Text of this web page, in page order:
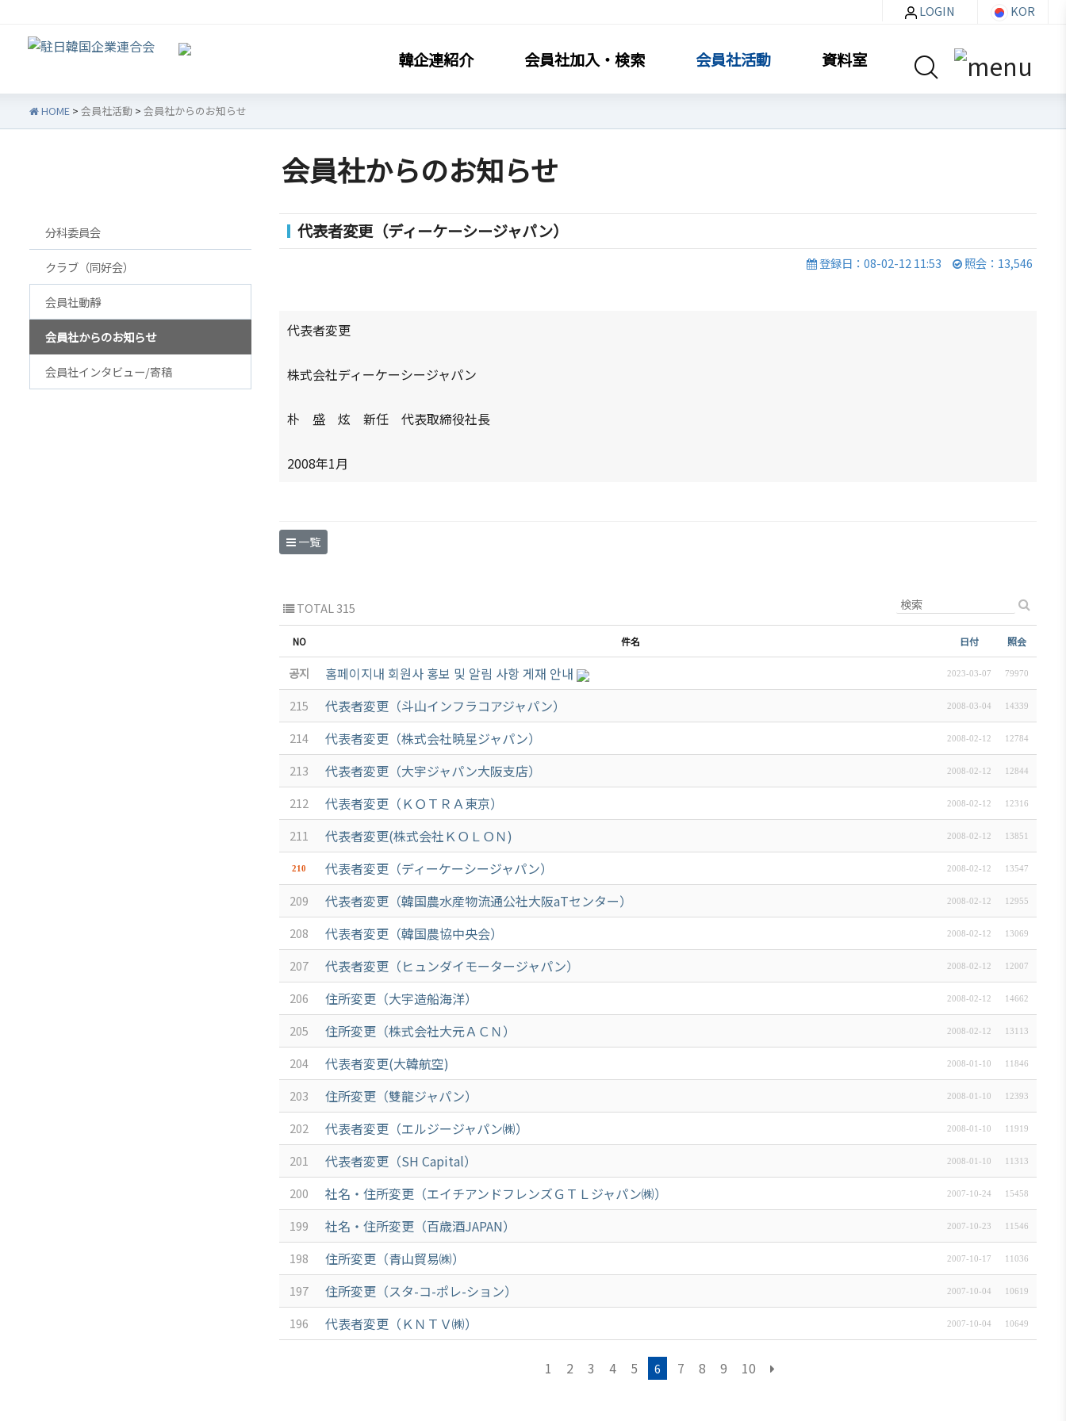
ご挨拶
設立目的/沿革
主要事業
定款
組織図
アクセス
会員社加入・検索
韓企連会員加入
会員社総覧
FAQ
会員社活動
分科委員会
貿易通商情報
KOR
LOGIN
韓企連紹介 会員社加入・検索 会員社活動 資料室
HOME > 会員社活動 > 会員社からのお知らせ
分科委員会
クラブ（同好会）
会員社動靜
会員社からのお知らせ
会員社インタビュー/寄稿
会員社からのお知らせ
代表者変更（ディーケーシージャパン）
登録日：08-02-12 11:53 照会：13,546
代表者変更
株式会社ディーケーシージャパン
朴 盛 炫 新任 代表取締役社長
2008年1月
一覧
TOTAL 315
NO 件名 日付 照会
공지 홈페이지내 회원사 홍보 및 알림 사항 게재 안내 2023-03-07 79970
215 代表者変更（斗山インフラコアジャパン） 2008-03-04 14339
214 代表者変更（株式会社暁星ジャパン） 2008-02-12 12784
213 代表者変更（大宇ジャパン大阪支店） 2008-02-12 12844
212 代表者変更（ＫＯＴＲＡ東京） 2008-02-12 12316
211 代表者変更(株式会社ＫＯＬＯＮ) 2008-02-12 13851
210 代表者変更（ディーケーシージャパン） 2008-02-12 13547
209 代表者変更（韓国農水産物流通公社大阪aTセンター） 2008-02-12 12955
208 代表者変更（韓国農協中央会） 2008-02-12 13069
207 代表者変更（ヒュンダイモータージャパン） 2008-02-12 12007
206 住所変更（大宇造船海洋） 2008-02-12 14662
205 住所変更（株式会社大元ＡＣＮ） 2008-02-12 13113
204 代表者変更(大韓航空) 2008-01-10 11846
203 住所変更（雙龍ジャパン） 2008-01-10 12393
202 代表者変更（エルジージャパン㈱） 2008-01-10 11919
201 代表者変更（SH Capital） 2008-01-10 11313
200 社名・住所変更（エイチアンドフレンズＧＴＬジャパン㈱） 2007-10-24 15458
199 社名・住所変更（百歳酒JAPAN） 2007-10-23 11546
198 住所変更（青山貿易㈱） 2007-10-17 11036
197 住所変更（スタ-コ-ポレ-ション） 2007-10-04 10619
196 代表者変更（ＫＮＴＶ㈱） 2007-10-04 10649
1 2 3 4 5 6 7 8 9 10